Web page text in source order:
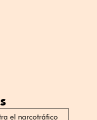
el narcotráfico